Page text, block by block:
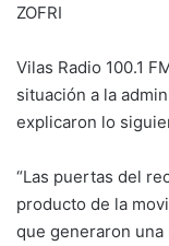
ZOFRI
Vilas Radio 100.1
situación a la
explicaron lo
“Las puertas del
producto de la
que generaron